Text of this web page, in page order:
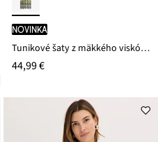
novinka
Tunikové šaty z mäkkého viskózového mixu
44,99 €